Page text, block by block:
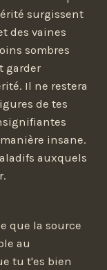
surgissent
des vaines
sombres
garder
Il ne restera
de tes
insane.
auxquels
que la source
au
tu t'es bien